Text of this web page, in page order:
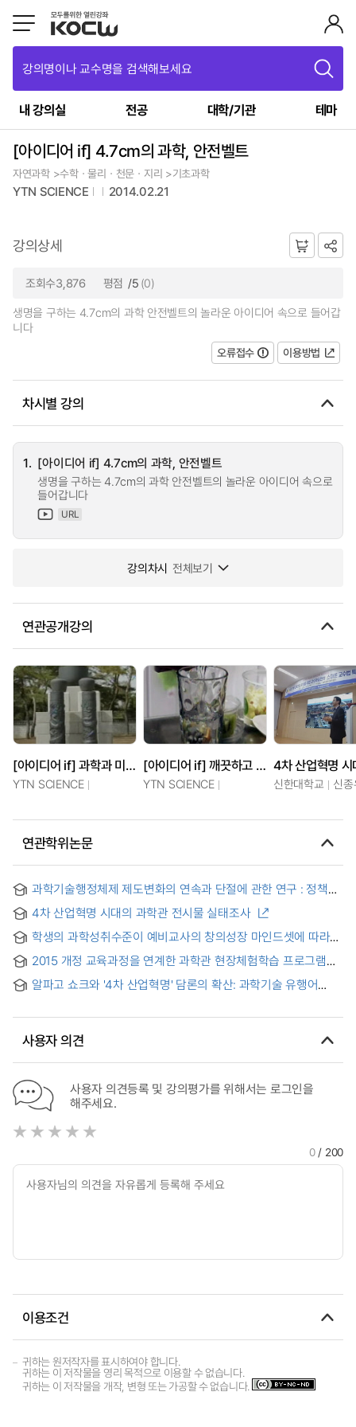
강의명이나 교수명을 검색해보세요
내 강의실 전공 대학/기관 테마
[아이디어 if] 4.7cm의 과학, 안전벨트
자연과학 >수학ㆍ물리ㆍ천문ㆍ지리 >기초과학
YTN SCIENCE 2014.02.21
강의상세
조회수3,876 평점 /5 (0)
생명을 구하는 4.7cm의 과학 안전벨트의 놀라운 아이디어 속으로 들어갑
니다
오류접수
이용방법
차시별 강의
1. [아이디어 if] 4.7cm의 과학, 안전벨트
생명을 구하는 4.7cm의 과학 안전벨트의 놀라운 아이디어 속으로
들어갑니다
URL
강의차시 전체보기
연관공개강의
[아이디어 if] 과학과 미학의 만남, 시계
YTN SCIENCE
[아이디어 if] 깨끗하고 맑게, 정수기의 과학
YTN SCIENCE 신한대학교 신
연관학위논문
과학기술행정체제 제도변화의 연속과 단절에 관한 연구 : 정책
아이디어(Idea)를 중심으로
4차 산업혁명 시대의 과학관 전시물 실태조사
학생의 과학성취수준이 예비교사의 창의성장 마인드셋에 따라
창의적 아이디어 평가에 미치는 영향 = Effect of student
science achievement levels and preservice teacher
creative growth mindsets on student idea creativity
ratings
2015 개정 교육과정을 연계한 과학관 현장체험학습 프로그램
개발 : 초등학교 4학년 과학 '지진'을 중심으로 = Development
of Science Museum Field Experience Learning Programs
chapter of ‘Earthquake’ in 4th grade of elementary school
science
알파고 쇼크와 '4차 산업혁명' 담론의 확산: 과학기술 유행어
사용자 의견
사용자 의견등록 및 강의평가를 위해서는 로그인을
해주세요.
0/ 200
이용조건
귀하는 원저작자를 표시하여야 합니다.
귀하는 이 저작물을 영리 목적으로 이용할 수 없습니다.
귀하는 이 저작물을 개작, 변형 또는 가공할 수 없습니다.